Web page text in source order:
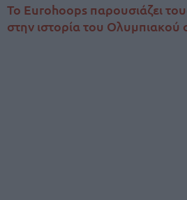
Το Eurohoops παρουσιάζει
στην ιστορία του